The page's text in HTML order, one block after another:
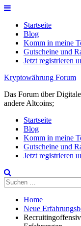
Skip
contentStartseite
Blog
Komm in meine
Gutscheine und
Jetzt registrieren
Kryptowährung Forum
Das Forum über
andere Altcoins;
Startseite
Blog
Komm in meine
Gutscheine und
Jetzt registrieren
Suchen
nach:
Home
Neue